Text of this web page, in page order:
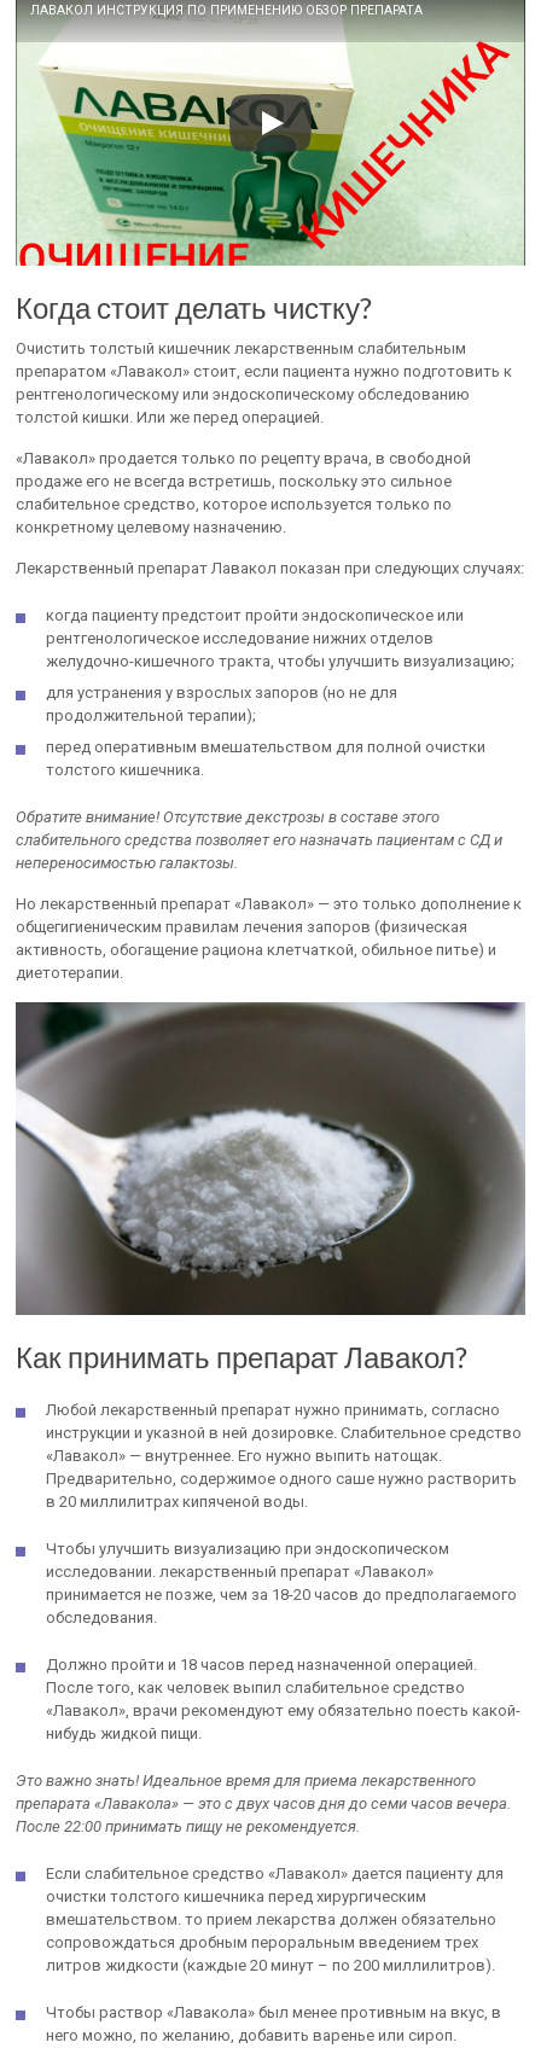
ЛАВАКОЛ ИНСТРУКЦИЯ ПО ПРИМЕНЕНИЮ ОБЗОР ПРЕПАРАТА
Когда стоит делать чистку?
Очистить толстый кишечник лекарственным слабительным
препаратом «Лавакол» стоит, если пациента нужно подготовить к
рентгенологическому или эндоскопическому обследованию
толстой кишки. Или же перед операцией.
«Лавакол» продается только по рецепту врача, в свободной
продаже его не всегда встретишь, поскольку это сильное
слабительное средство, которое используется только по
конкретному целевому назначению.
Лекарственный препарат Лавакол показан при следующих случаях:
когда пациенту предстоит пройти эндоскопическое или
рентгенологическое исследование нижних отделов
желудочно-кишечного тракта, чтобы улучшить визуализацию;
для устранения у взрослых запоров (но не для
продолжительной терапии);
перед оперативным вмешательством для полной очистки
толстого кишечника.
Обратите внимание! Отсутствие декстрозы в составе этого
слабительного средства позволяет его назначать пациентам с СД и
непереносимостью галактозы.
Но лекарственный препарат «Лавакол» — это только дополнение к
общегигиеническим правилам лечения запоров (физическая
активность, обогащение рациона клетчаткой, обильное питье) и
диетотерапии.
Как принимать препарат Лавакол?
Любой лекарственный препарат нужно принимать, согласно
инструкции и указной в ней дозировке. Слабительное средство
«Лавакол» — внутреннее. Его нужно выпить натощак.
Предварительно, содержимое одного саше нужно растворить
в 20 миллилитрах кипяченой воды.
Чтобы улучшить визуализацию при эндоскопическом
исследовании. лекарственный препарат «Лавакол»
принимается не позже, чем за 18-20 часов до предполагаемого
обследования.
Должно пройти и 18 часов перед назначенной операцией.
После того, как человек выпил слабительное средство
«Лавакол», врачи рекомендуют ему обязательно поесть какой-
нибудь жидкой пищи.
Это важно знать! Идеальное время для приема лекарственного
препарата «Лавакола» — это с двух часов дня до семи часов вечера.
После 22:00 принимать пищу не рекомендуется.
Если слабительное средство «Лавакол» дается пациенту для
очистки толстого кишечника перед хирургическим
вмешательством. то прием лекарства должен обязательно
сопровождаться дробным пероральным введением трех
литров жидкости (каждые 20 минут – по 200 миллилитров).
Чтобы раствор «Лавакола» был менее противным на вкус, в
него можно, по желанию, добавить варенье или сироп.